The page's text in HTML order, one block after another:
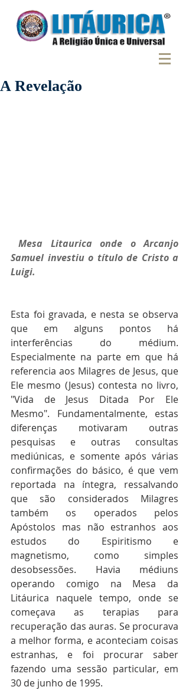
A Revelação
Mesa Litaurica onde o Arcanjo
Samuel investiu o título de Cristo a
Luigi.
Esta foi gravada, e nesta se observa
que em alguns pontos há
interferências do médium.
Especialmente na parte em que há
referencia aos Milagres de Jesus, que
Ele mesmo (Jesus) contesta no livro,
"Vida de Jesus Ditada Por Ele
Mesmo". Fundamentalmente, estas
diferenças motivaram outras
pesquisas e outras consultas
mediúnicas, e somente após várias
confirmações do básico, é que vem
reportada na íntegra, ressalvando
que são considerados Milagres
também os operados pelos
Apóstolos mas não estranhos aos
estudos do Espiritismo e
magnetismo, como simples
desobsessões. Havia médiuns
operando comigo na Mesa da
Litáurica naquele tempo, onde se
começava as terapias para
recuperação das auras. Se procurava
a melhor forma, e aconteciam coisas
estranhas, e foi procurar saber
fazendo uma sessão particular, em
30 de junho de 1995.